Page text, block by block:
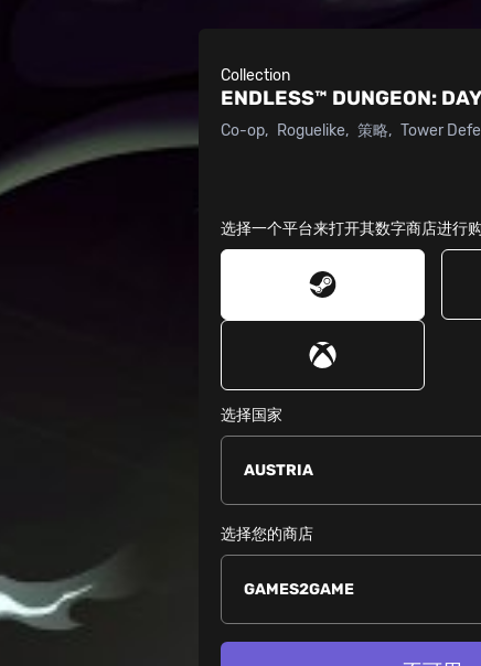
Collection
ENDLESS™ DUNGEON:
Co-op Roguelike 策略 Tower
选择一个平台来打开其数字商店进行
选择国家
选择您的商店